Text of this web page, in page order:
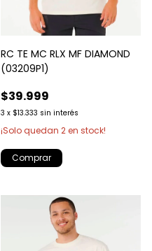
RC TE MC RLX MF DIAMOND
(03209P1)
$39.999
3 x $13.333 sin interés
¡Solo quedan 2en stock!
Comprar